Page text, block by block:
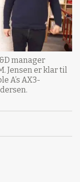
manager
Jensen er klar til
A’s AX3-